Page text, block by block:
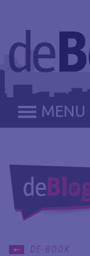
MENU
DE-BOOK